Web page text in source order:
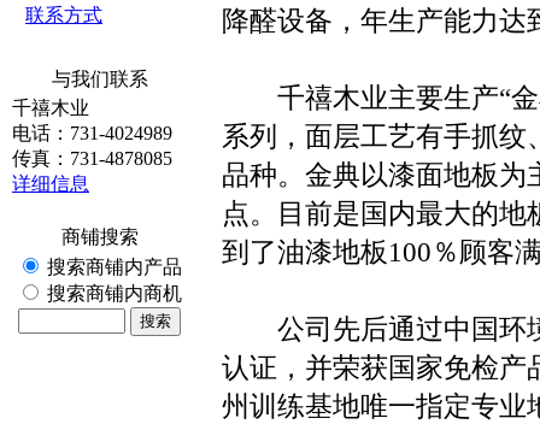
联系方式
与我们联系
千禧木业
电话：731-4024989
传真：731-4878085
详细信息
商铺搜索
搜索商铺内产品
搜索商铺内商机
降醛设备，年生产能力达
千禧木业主要生产“金
系列，面层工艺有手抓
品种。金典以漆面地板
点。目前是国内最大的
到了油漆地板100％顾客
公司先后通过中国环境
认证，并荣获国家免检产
州训练基地唯一指定专业